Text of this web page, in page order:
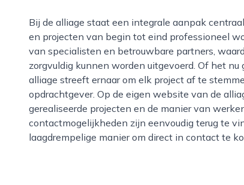
Bij de alliage staat een integrale aanpak centraal, waarbij verschillende disciplines elkaar versterken
en projecten van begin tot eind professioneel
van specialisten en betrouwbare partners,
zorgvuldig kunnen worden uitgevoerd. Of het
alliage streeft ernaar om elk project af te
opdrachtgever. Op de eigen website van de
gerealiseerde projecten en de manier van
contactmogelijkheden zijn eenvoudig terug te
laagdrempelige manier om direct in contact te